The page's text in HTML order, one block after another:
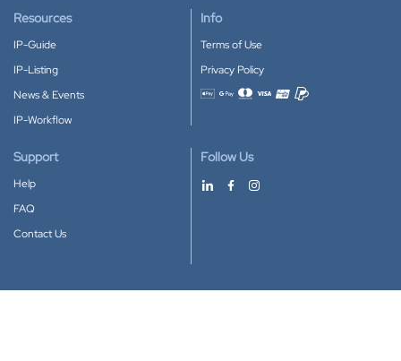
Resources
IP-Guide
IP-Listing
News & Events
IP-Workflow
Info
Terms of Use
Privacy Policy
Accepted payment methods
Support
Help
FAQ
Contact Us
Follow Us